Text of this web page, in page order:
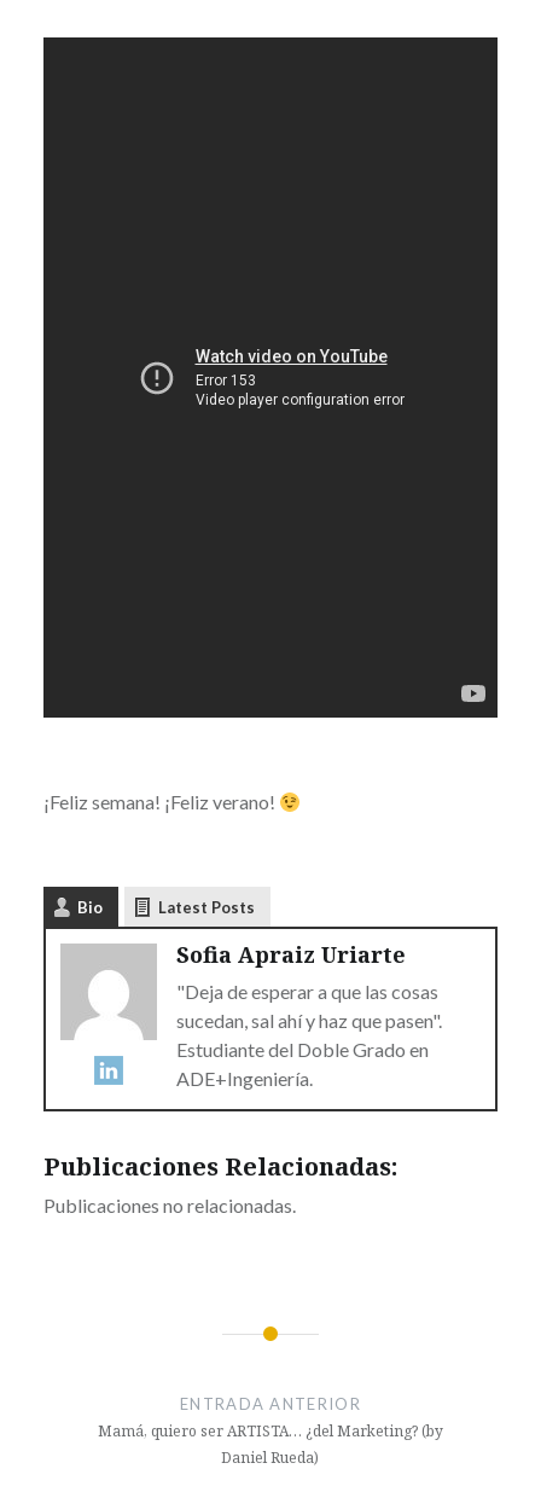
¡Feliz semana! ¡Feliz verano!
Bio Latest Posts
Sofia Apraiz Uriarte
"Deja de esperar a que las cosas
sucedan, sal ahí y haz que pasen".
Estudiante del Doble Grado en
ADE+Ingeniería.
Publicaciones Relacionadas:
Publicaciones no relacionadas.
ENTRADA ANTERIOR
Mamá, quiero ser ARTISTA… ¿del Marketing? (by
Daniel Rueda)